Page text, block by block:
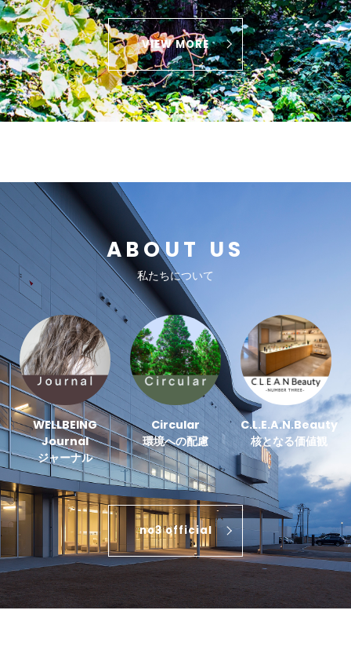
VIEW MORE
ABOUT US
私たちについて
WELLBEING
Journal
ジャーナル
Circular
環境への配慮
C.L.E.A.N.Beauty
核となる価値観
no3 official